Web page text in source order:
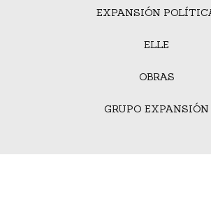
EXPANSIÓN
ELLE
OBRAS
GRUPO EXPANSIÓN